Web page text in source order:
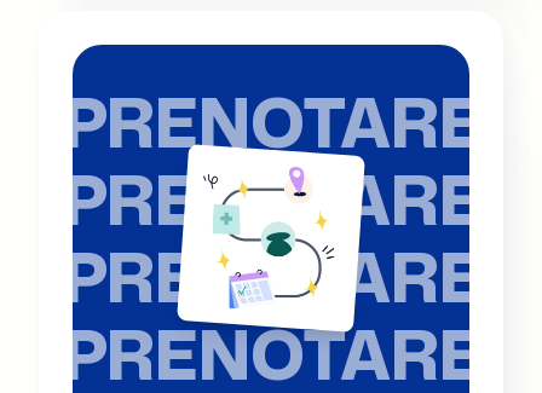
PRENOTARE
PRENOTARE
PRENOTARE
PRENOTARE